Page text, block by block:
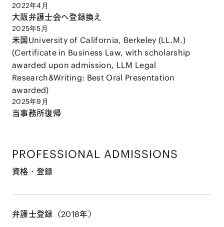
2022年4月
大阪弁護士会へ登録換え
2025年5月
米国University of California, Berkeley (LL.M.)
(Certificate in Business Law, with scholarship
awarded upon admission, LLM Legal
Research&Writing: Best Oral Presentation
awarded)
2025年9月
当事務所復帰
PROFESSIONAL ADMISSIONS
資格・登録
弁護士登録（2018年）